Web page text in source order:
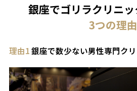
銀座でゴリラクリニ
3つの理由
理由1銀座で数少ない男性専門ク